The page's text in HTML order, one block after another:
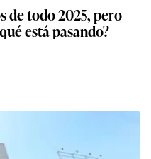
de todo 2025, pero
está pasando?